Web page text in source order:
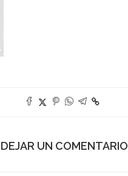
DEJAR UN COMENTARIO